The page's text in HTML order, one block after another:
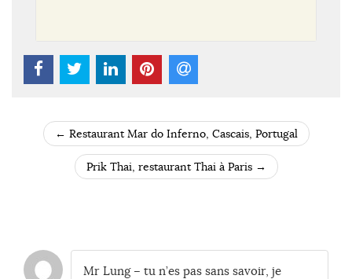
POST NAVIGATION
← Restaurant Mar do Inferno, Cascais, Portugal
Prik Thai, restaurant Thai à Paris →
Mr Lung – tu n’es pas sans savoir, je